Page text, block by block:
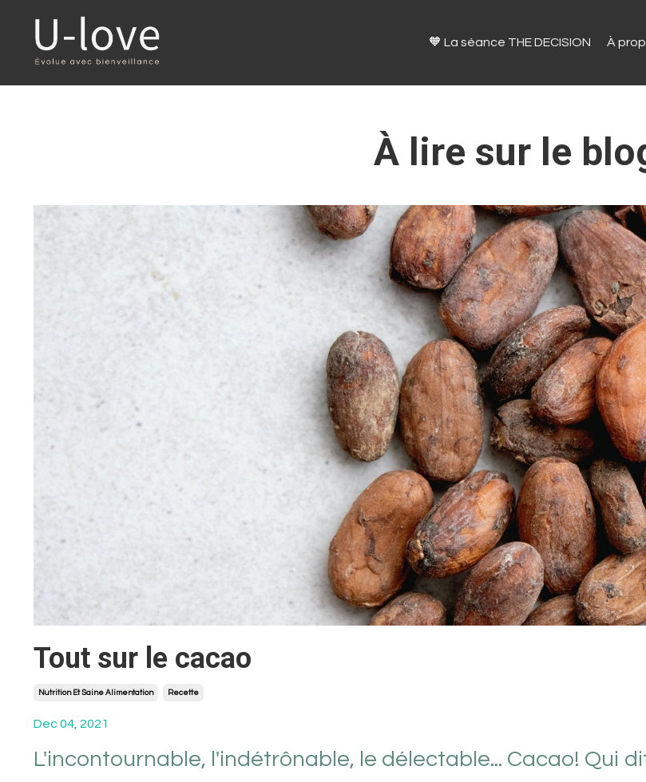
🧡 La séance THE DECISION À
À lire sur le
Tout sur le cacao
Nutrition Et Saine Alimentation Recette
Dec 04, 2021
L'incontournable, l'indétrônable, le délectable... Cacao! Qui